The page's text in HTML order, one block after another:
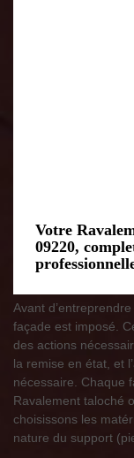
Votre
09220,
Avant
façade est imposé.
des actions
la remise en état, et
nécessaire. Chaque
Ravalement taloché
choisissons les
nature du support